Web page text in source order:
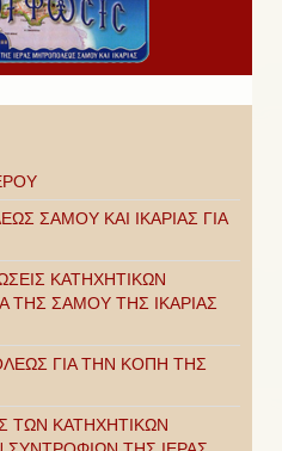
ΣΑΜΟΥ ΚΑΙ ΙΚΑΡΙΑΣ ΓΙΑ
ΚΑΤΗΧΗΤΙΚΩΝ
ΤΗΣ ΣΑΜΟΥ ΤΗΣ ΙΚΑΡΙΑΣ
ΓΙΑ ΤΗΝ ΚΟΠΗ ΤΗΣ
ΤΩΝ ΚΑΤΗΧΗΤΙΚΩΝ